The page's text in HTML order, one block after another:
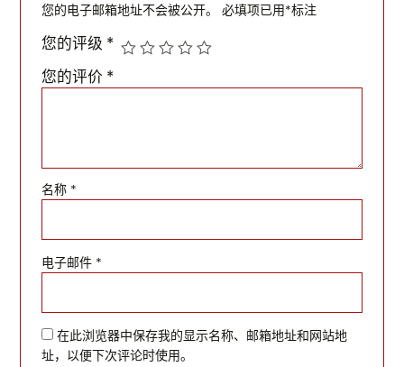
您的电子邮箱地址不会被公开。 必填项已用*标注
您的评级 *
您的评价 *
名称 *
电子邮件 *
在此浏览器中保存我的显示名称、邮箱地址和网站地
址，以便下次评论时使用。